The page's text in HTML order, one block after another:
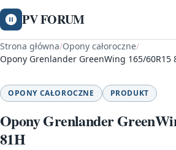
PV FORUM
Strona główna/Opony całoroczne/
Opony Grenlander GreenWing 165/60R15
OPONY CAŁOROCZNE PRODUKT
Opony Grenlander
81H